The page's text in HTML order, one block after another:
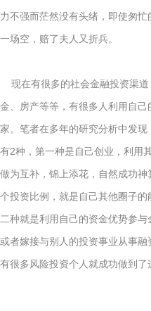
力不强而茫然没有头绪，即使匆
一场空，赔了夫人又折兵。
现在有很多的社会金融投资渠道
金、房产等等，有很多人利用自
家。笔者在多年的研究分析中发
有2种，第一种是自己创业，利用
做为互补，锦上添花，自然成功
个投资比例，就是自己其他圈子
二种就是利用自己的资金优势参
或者嫁接与别人的投资事业从事
有很多风险投资个人就成功做到了